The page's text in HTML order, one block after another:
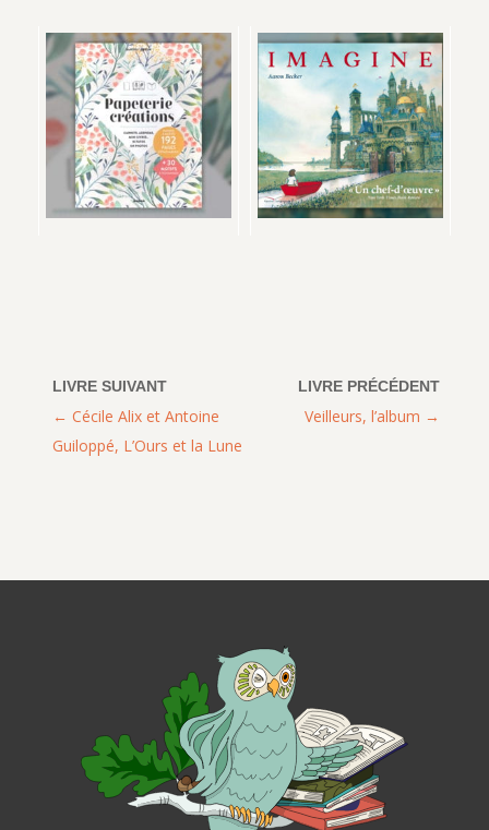
Veilleurs, l’album
Cécile Alix et Antoine
Guiloppé, L’Ours et la Lune